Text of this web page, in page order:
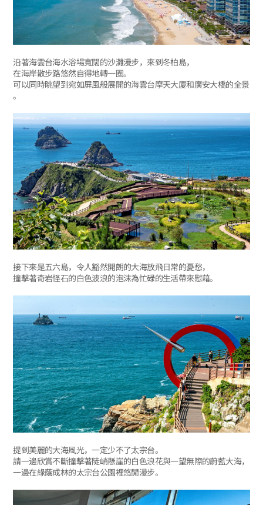
沿著海雲台海水浴場寬闊的沙灘漫步，來到冬柏島，
在海岸散步路悠然自得地轉一圈。
可以同時眺望到宛如屏風般展開的海雲台摩天大廈和廣安大橋的全景
。
接下來是五六島，令人豁然開朗的大海放飛日常的憂愁，
撞擊著奇岩怪石的白色波浪的泡沫為忙碌的生活帶來慰藉。
提到美麗的大海風光，一定少不了太宗台。
請一邊欣賞不斷撞擊著陡峭懸崖的白色浪花與一望無際的蔚藍大海，
一邊在綠蔭成林的太宗台公園裡悠閒漫步。